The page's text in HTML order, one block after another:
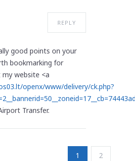
REPLY
good points on your
bookmarking for
my website <a
openx/www/delivery/ck.php?
Transfer.
1 2